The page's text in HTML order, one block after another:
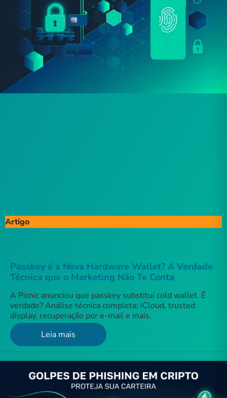
Artigo
Passkey é a Nova Hardware Wallet? A Verdade
Técnica que o Marketing Não Te Conta
A Picnic anunciou que passkey substitui cold wallet. É
verdade? Análise técnica completa: iCloud, trusted
display, recuperação por e-mail e mais.
Leia mais